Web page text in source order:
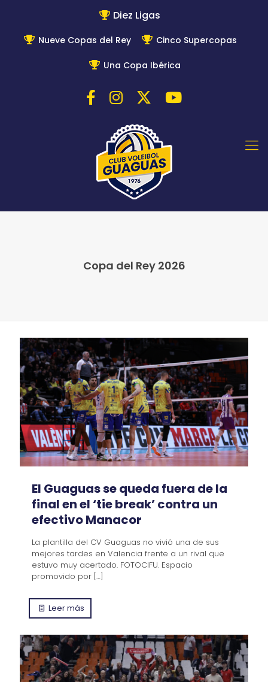
Diez Ligas
Nueve Copas del Rey Cinco Supercopas
Una Copa Ibérica
Copa del Rey 2026
El Guaguas se queda fuera de la
final en el ‘tie break’ contra un
efectivo Manacor
La plantilla del CV Guaguas no vivió una de sus
mejores tardes en Valencia frente a un rival que
estuvo muy acertado. FOTOCIFU. Espacio
promovido por […]
Leer más